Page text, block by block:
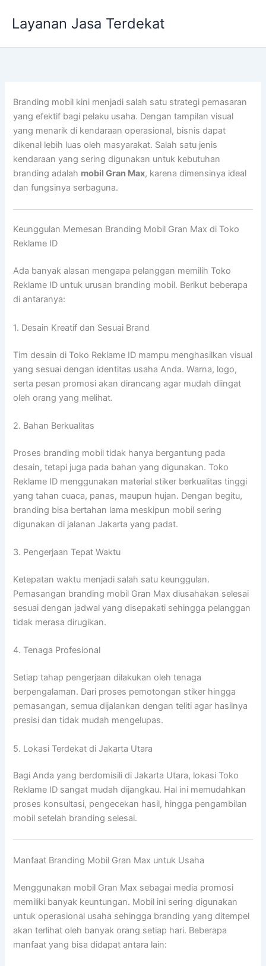
Layanan Jasa Terdekat
Branding mobil kini menjadi salah satu strategi pemasaran
yang efektif bagi pelaku usaha. Dengan tampilan visual
yang menarik di kendaraan operasional, bisnis dapat
dikenal lebih luas oleh masyarakat. Salah satu jenis
kendaraan yang sering digunakan untuk kebutuhan
branding adalah mobil Gran Max, karena dimensinya ideal
dan fungsinya serbaguna.
Keunggulan Memesan Branding Mobil Gran Max di Toko
Reklame ID
Ada banyak alasan mengapa pelanggan memilih Toko
Reklame ID untuk urusan branding mobil. Berikut beberapa
di antaranya:
1. Desain Kreatif dan Sesuai Brand
Tim desain di Toko Reklame ID mampu menghasilkan visual
yang sesuai dengan identitas usaha Anda. Warna, logo,
serta pesan promosi akan dirancang agar mudah diingat
oleh orang yang melihat.
2. Bahan Berkualitas
Proses branding mobil tidak hanya bergantung pada
desain, tetapi juga pada bahan yang digunakan. Toko
Reklame ID menggunakan material stiker berkualitas tinggi
yang tahan cuaca, panas, maupun hujan. Dengan begitu,
branding bisa bertahan lama meskipun mobil sering
digunakan di jalanan Jakarta yang padat.
3. Pengerjaan Tepat Waktu
Ketepatan waktu menjadi salah satu keunggulan.
Pemasangan branding mobil Gran Max diusahakan selesai
sesuai dengan jadwal yang disepakati sehingga pelanggan
tidak merasa dirugikan.
4. Tenaga Profesional
Setiap tahap pengerjaan dilakukan oleh tenaga
berpengalaman. Dari proses pemotongan stiker hingga
pemasangan, semua dijalankan dengan teliti agar hasilnya
presisi dan tidak mudah mengelupas.
5. Lokasi Terdekat di Jakarta Utara
Bagi Anda yang berdomisili di Jakarta Utara, lokasi Toko
Reklame ID sangat mudah dijangkau. Hal ini memudahkan
proses konsultasi, pengecekan hasil, hingga pengambilan
mobil setelah branding selesai.
Manfaat Branding Mobil Gran Max untuk Usaha
Menggunakan mobil Gran Max sebagai media promosi
memiliki banyak keuntungan. Mobil ini sering digunakan
untuk operasional usaha sehingga branding yang ditempel
akan terlihat oleh banyak orang setiap hari. Beberapa
manfaat yang bisa didapat antara lain: